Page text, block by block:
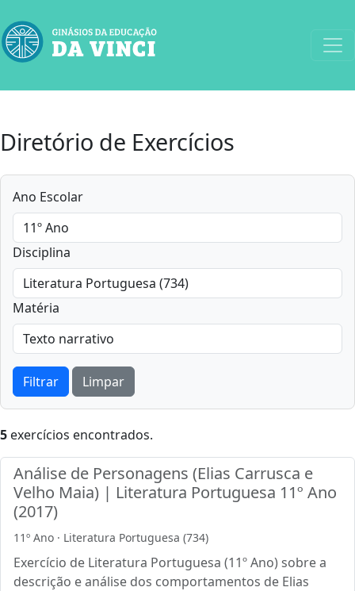
Diretório de Exercícios
Ano Escolar
Disciplina
Matéria
Filtrar Limpar
5 exercícios encontrados.
Análise de Personagens (Elias Carrusca e
Velho Maia) | Literatura Portuguesa 11º Ano
(2017)
11º Ano · Literatura Portuguesa (734)
Exercício de Literatura Portuguesa (11º Ano) sobre a
descrição e análise dos comportamentos de Elias